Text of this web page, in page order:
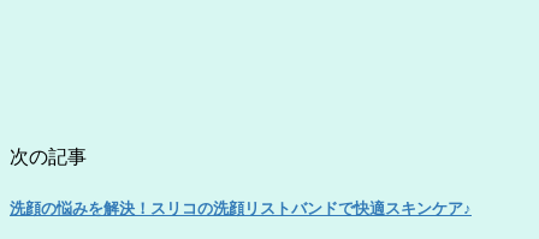
次の記事
洗顔の悩みを解決！スリコの洗顔リストバンドで快適スキンケア♪